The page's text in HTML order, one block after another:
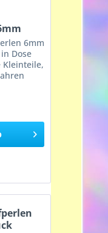
6mm
Dose
Kleinteile,